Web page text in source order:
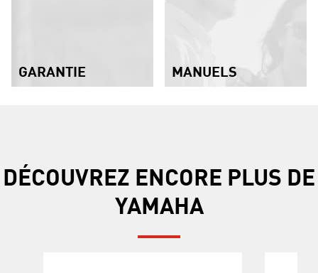
GARANTIE MANUELS
DÉCOUVREZ ENCORE PLUS DE
YAMAHA